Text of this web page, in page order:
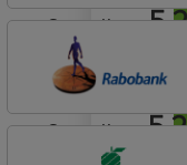
aflosvrij
Rabobank
aflosvrij
Rabobank